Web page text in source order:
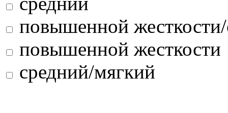
повышенной
повышенной жесткости
средний/мягкий